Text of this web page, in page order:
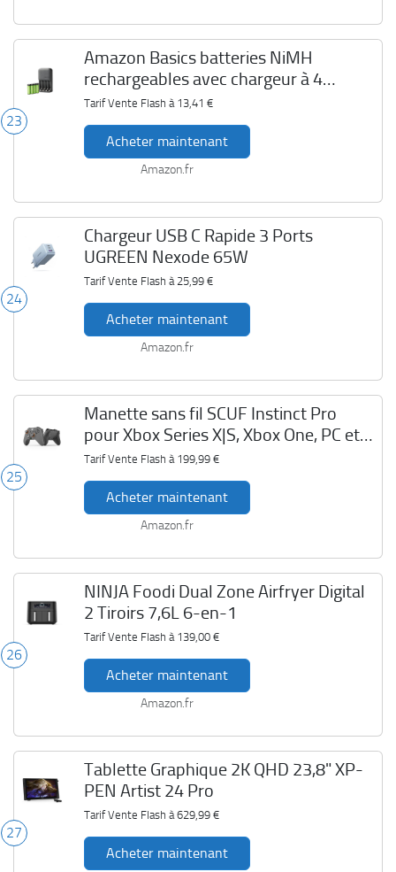
23
Amazon Basics batteries NiMH
rechargeables avec chargeur à 4
emplacements
Tarif Vente Flash à 13,41 €
Acheter maintenant
Amazon.fr
24
Chargeur USB C Rapide 3 Ports
UGREEN Nexode 65W
Tarif Vente Flash à 25,99 €
Acheter maintenant
Amazon.fr
25
Manette sans fil SCUF Instinct Pro
pour Xbox Series X|S, Xbox One, PC et
mobile
Tarif Vente Flash à 199,99 €
Acheter maintenant
Amazon.fr
26
NINJA Foodi Dual Zone Airfryer Digital
2 Tiroirs 7,6L 6-en-1
Tarif Vente Flash à 139,00 €
Acheter maintenant
Amazon.fr
27
Tablette Graphique 2K QHD 23,8" XP-
PEN Artist 24 Pro
Tarif Vente Flash à629,99 €
Acheter maintenant